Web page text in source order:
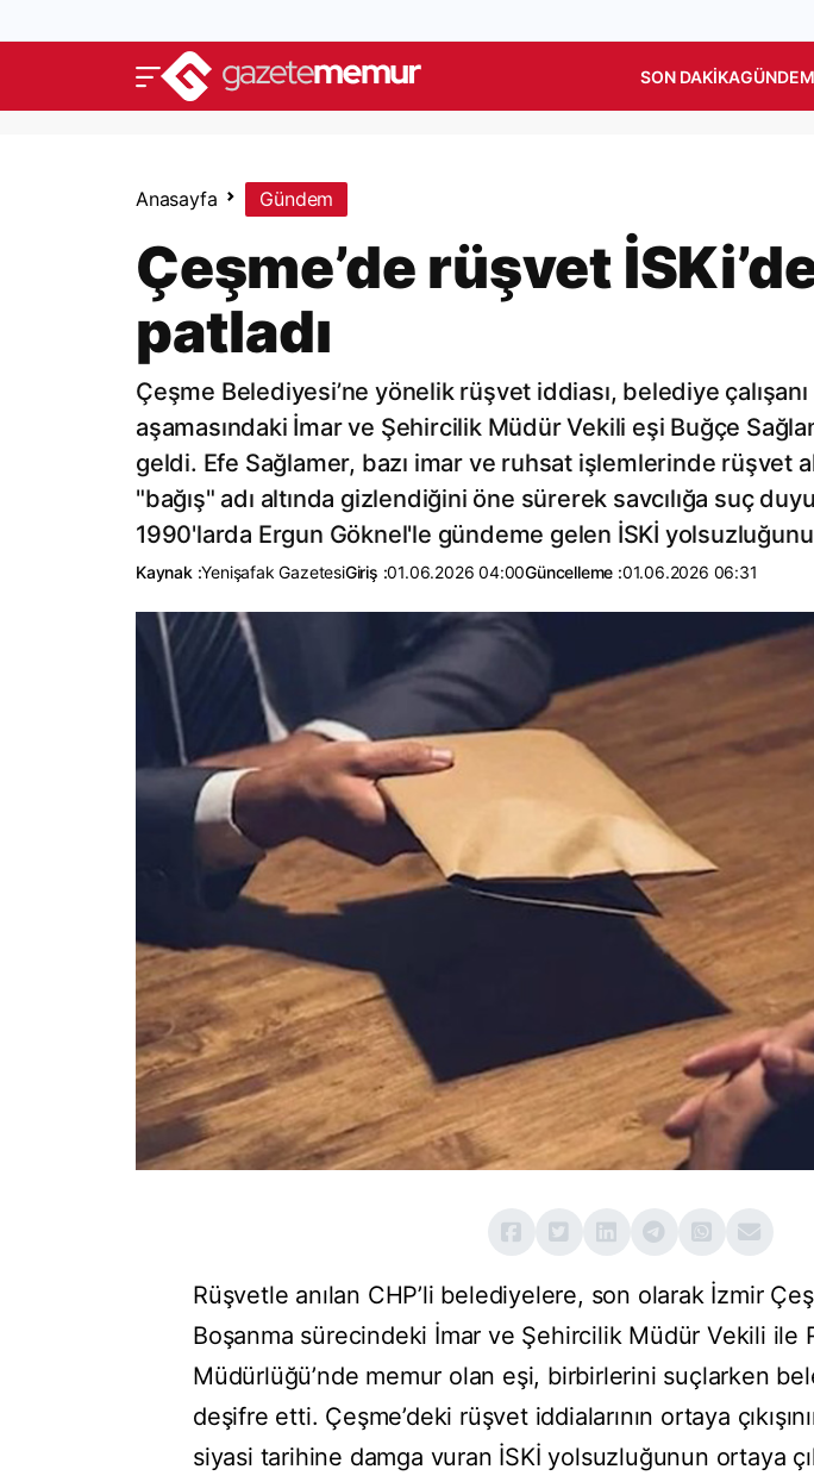
SON DAKIKAGÜNDEM
Anasayfa Gündem
Çeşme’de rüşvet
patladı
Çeşme Belediyesi’ne yönelik rüşvet iddiası, belediye
aşamasındaki İmar ve Şehircilik Müdür Vekili eşi Buğçe
geldi. Efe Sağlamer, bazı imar ve ruhsat işlemlerinde rüşvet
"bağış" adı altında gizlendiğini öne sürerek savcılığa suç
1990'larda Ergun Göknel'le gündeme gelen İSKİ yolsuzluğunu
Kaynak :Yenişafak GazetesiGiriş :01.06.2026 04:00Güncelleme :01.06.2026 06:31
Rüşvetle anılan CHP’li belediyelere, son olarak İzmir
Boşanma sürecindeki İmar ve Şehircilik Müdür Vekili ile
Müdürlüğü’nde memur olan eşi, birbirlerini suçlarken
deşifre etti. Çeşme’deki rüşvet iddialarının ortaya
siyasi tarihine damga vuran İSKİ yolsuzluğunun ortaya